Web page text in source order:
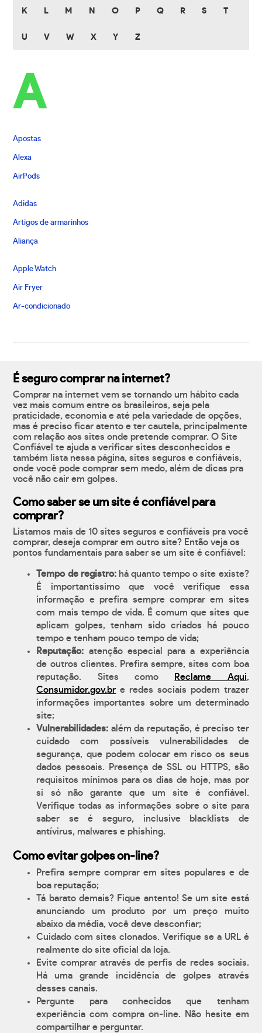
K L M N O P Q R S T
U V W X Y Z
A
Apostas
Alexa
AirPods
Adidas
Artigos de armarinhos
Aliança
Apple Watch
Air Fryer
Ar-condicionado
É seguro comprar na internet?
Comprar na internet vem se tornando um hábito cada
vez mais comum entre os brasileiros, seja pela
praticidade, economia e até pela variedade de opções,
mas é preciso ficar atento e ter cautela, principalmente
com relação aos sites onde pretende comprar. O Site
Confiável te ajuda a verificar sites desconhecidos e
também lista nessa página, sites seguros e confiáveis,
onde você pode comprar sem medo, além de dicas pra
você não cair em golpes.
Como saber se um site é confiável para
comprar?
Listamos mais de 10 sites seguros e confiáveis pra você
comprar, deseja comprar em outro site? Então veja os
pontos fundamentais para saber se um site é confiável:
Tempo de registro:há quanto tempo o site existe?
É importantíssimo que você verifique essa
informação e prefira sempre comprar em sites
com mais tempo de vida. É comum que sites que
aplicam golpes, tenham sido criados há pouco
tempo e tenham pouco tempo de vida;
Reputação: atenção especial para a experiência
de outros clientes. Prefira sempre, sites com boa
reputação. Sites como
Reclame Aqui,
Consumidor.gov.br e redes sociais podem trazer
informações importantes sobre um determinado
site;
Vulnerabilidades: além da reputação, é preciso ter
cuidado com possíveis vulnerabilidades de
segurança, que podem colocar em risco os seus
dados pessoais. Presença de SSL ou HTTPS, são
requisitos mínimos para os dias de hoje, mas por
si só não garante que um site é confiável.
Verifique todas as informações sobre o site para
saber se é seguro, inclusive blacklists de
antívirus, malwares e phishing.
Como evitar golpes on-line?
Prefira sempre comprar em sites populares e de
boa reputação;
Tá barato demais? Fique antento! Se um site está
anunciando um produto por um preço muito
abaixo da média, você deve desconfiar;
Cuidado com sites clonados. Verifique se a URL é
realmente do site oficial da loja.
Evite comprar através de perfis de redes sociais.
Há uma grande incidência de golpes através
desses canais.
Pergunte para conhecidos que tenham
experiência com compra on-line. Não hesite em
compartilhar e perguntar.